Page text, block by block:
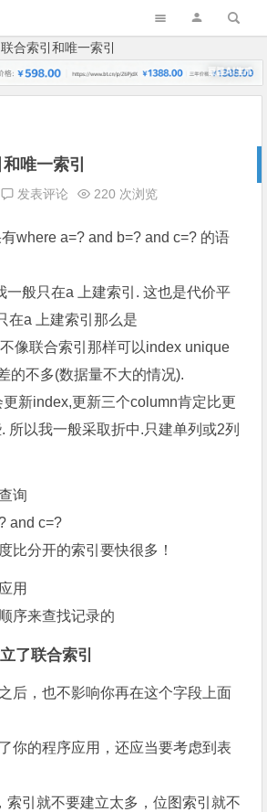
合索引和唯一索引
唯一索引
发表评论 220 次浏览
where a=? and b=? and c=? 的语
一般只在a 上建索引. 这也是代价平
在a 上建索引那么是
像联合索引那样可以index unique
的不多(数据量不大的情况).
新index,更新三个column肯定比更
所以我一般采取折中.只建单列或2列
询
and c=?
比分开的索引要快很多！
用
序来查找记录的
了联合索引
后，也不影响你再在这个字段上面
你的程序应用，还应当要考虑到表
索引就不要建立太多，位图索引就不